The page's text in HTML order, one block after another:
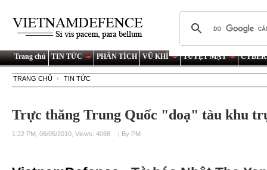
Trang chủ TIN TỨC PHÂN TÍCH VŨ KHÍ TUYỆT MẬT
TRANG CHỦ TIN TỨC
Trực thăng Trung Quốc "doạ" tàu khu
1:22 PM, 06/05/2010, Views: 4068 | By PM